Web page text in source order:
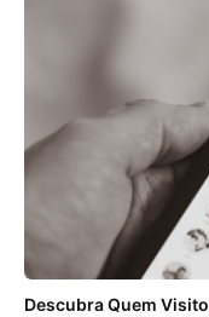
Descubra Quem